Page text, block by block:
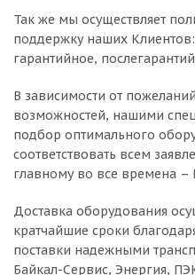
Так же мы осуществляет
поддержку наших Клиентов:
гарантийное,
В зависимости от
возможностей, нашими
подбор оптимального
соответствовать всем
главному во все времена
Доставка оборудования
кратчайшие сроки
поставки надежными
Байкал-Сервис, Энергия,